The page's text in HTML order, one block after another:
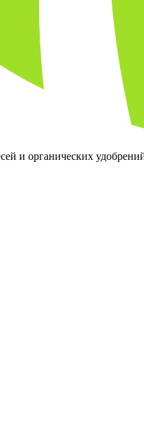
и органических